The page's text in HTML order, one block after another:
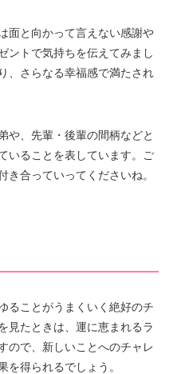
面と向かって言えない感謝や
ントで気持ちを伝えてみまし
、さらなる幸福感で満たされ
や、先輩・後輩の間柄などと
いることを表しています。ご
合っていってくださいね。
ることがうまくいく絶好のチ
見たときは、運に恵まれるラ
ので、新しいことへのチャレ
を得られるでしょう。